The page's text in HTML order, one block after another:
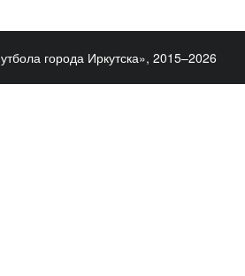
города Иркутска», 2015–2026